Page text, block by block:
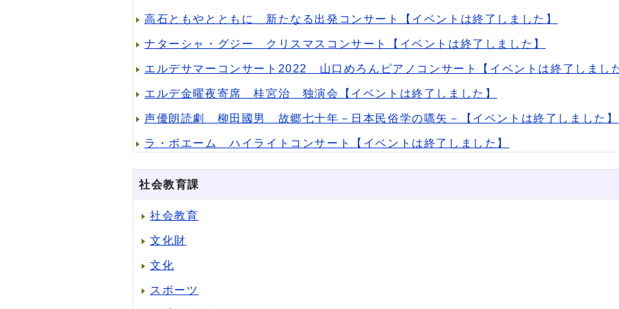
高石ともやとともに 新たなる出発コンサート【イベントは終了しました】
ナターシャ・グジー クリスマスコンサート【イベントは終了しました】
エルデサマーコンサート2022 山口めろんピアノコンサート【イベントは終了しまし
エルデ金曜夜寄席 桂宮治 独演会【イベントは終了しました】
声優朗読劇 柳田國男 故郷七十年－日本民俗学の嚆矢－【イベントは終了しました】
ラ・ボエーム ハイライトコンサート【イベントは終了しました】
社会教育課
社会教育
文化財
文化
スポーツ